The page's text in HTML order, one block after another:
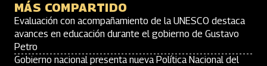
MÁS COMPARTIDO
Evaluación con acompañamiento de la UNESCO destaca
avances en educación durante el gobierno de Gustavo
Petro
Gobierno nacional presenta nueva Política Nacional del